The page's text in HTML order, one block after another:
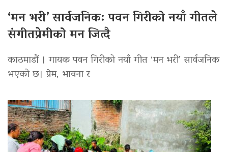
‘मन भरी’ सार्वजनिक: पवन गिरीको नयाँ गीतले
संगीतप्रेमीको मन जित्दै
काठमाडौं । गायक पवन गिरीको नयाँ गीत ‘मन भरी’ सार्वजनिक
भएको छ। प्रेम, भावना र